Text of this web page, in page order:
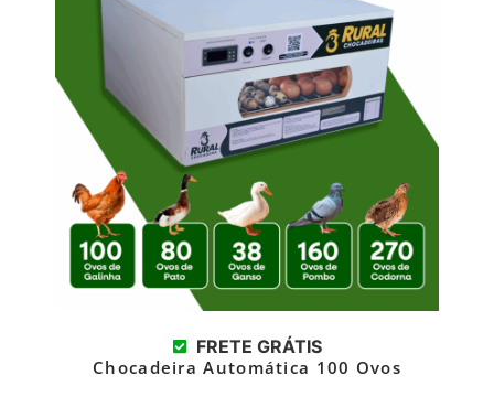
FRETE GRÁTIS
Chocadeira Automática 100 Ovos